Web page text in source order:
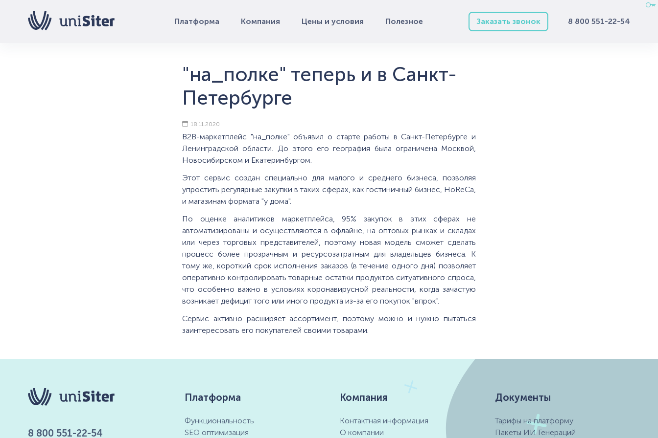
Платформа Компания Цены и условия Полезное 8 800 551-22-54
Заказать звонок
"на_полке" теперь и в Санкт-
Петербурге
18.11.2020
B2B-маркетплейс "на_полке" объявил о старте работы в Санкт-Петербурге и
Ленинградской области. До этого его география была ограничена Москвой,
Новосибирском и Екатеринбургом.
Этот сервис создан специально для малого и среднего бизнеса, позволяя
упростить регулярные закупки в таких сферах, как гостиничный бизнес, HoReCa,
и магазинам формата "у дома".
По оценке аналитиков маркетплейса, 95% закупок в этих сферах не
автоматизированы и осуществляются в офлайне, на оптовых рынках и складах
или через торговых представителей, поэтому новая модель сможет сделать
процесс более прозрачным и ресурсозатратным для владельцев бизнеса. К
тому же, короткий срок исполнения заказов (в течение одного дня) позволяет
оперативно контролировать товарные остатки продуктов ситуативного спроса,
что особенно важно в условиях коронавирусной реальности, когда зачастую
возникает дефицит того или иного продукта из-за его покупок "впрок".
Сервис активно расширяет ассортимент, поэтому можно и нужно пытаться
заинтересовать его покупателей своими товарами.
8 800 551-22-54
Платформа
Функциональность
SEO оптимизация
Компания
Контактная информация
О компании
Документы
Тарифы на платформу
Пакеты ИИ Генераций